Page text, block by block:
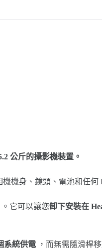
公斤的攝影機裝置。
機機身、鏡頭、電池和任何
。它可以讓您卸下安裝在
系統供電，而無需隨滑桿